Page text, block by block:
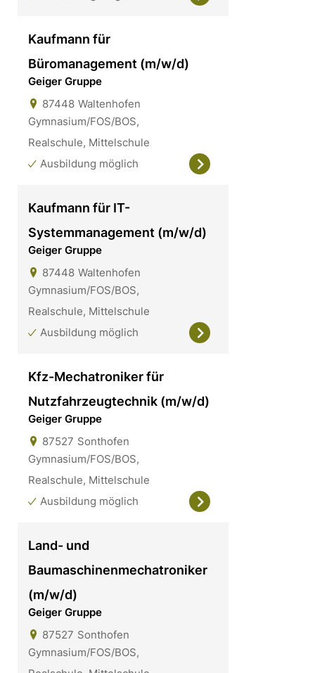
Kaufmann für
Büromanagement (m/w/d)
Geiger Gruppe
87448 Waltenhofen
Gymnasium/FOS/BOS,
Realschule, Mittelschule
Ausbildung möglich
Kaufmann für IT-
Systemmanagement (m/w/d)
Geiger Gruppe
87448 Waltenhofen
Gymnasium/FOS/BOS,
Realschule, Mittelschule
Ausbildung möglich
Kfz-Mechatroniker für
Nutzfahrzeugtechnik (m/w/d)
Geiger Gruppe
87527 Sonthofen
Gymnasium/FOS/BOS,
Realschule, Mittelschule
Ausbildung möglich
Land- und
Baumaschinenmechatroniker
(m/w/d)
Geiger Gruppe
87527 Sonthofen
Gymnasium/FOS/BOS,